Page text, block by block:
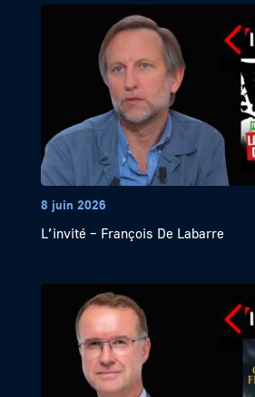
8 juin 2026
L’invité – François De Labarre